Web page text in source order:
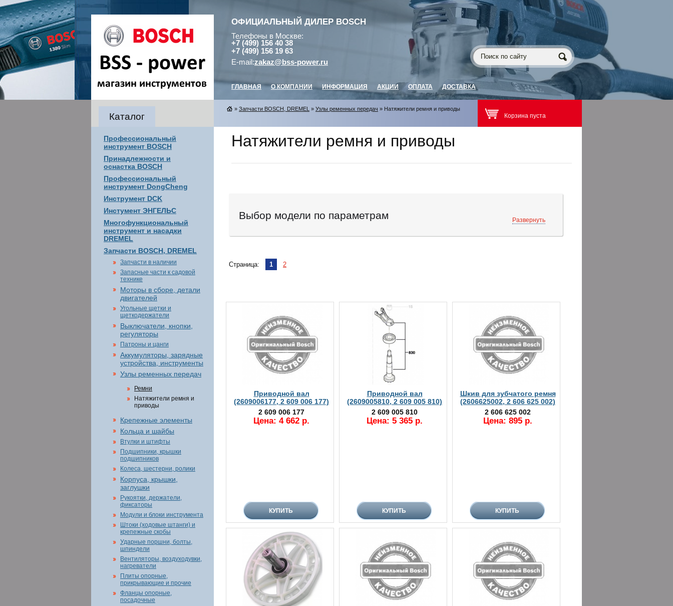
ОФИЦИАЛЬНЫЙ ДИЛЕР BOSCH
Телефоны в Москве:
+7 (499) 156 40 38
+7 (499) 156 19 63
E-mail:zakaz@bss-power.ru
ГЛАВНАЯ О КОМПАНИИ ИНФОРМАЦИЯ АКЦИИ ОПЛАТА ДОСТАВКА
Каталог
Профессиональный
инструмент BOSCH
Принадлежности и
оснастка BOSCH
Профессиональный
инструмент DongCheng
Инструмент DCK
Инстумент ЭНГЕЛЬС
Многофункциональный
инструмент и насадки
DREMEL
Запчасти BOSCH, DREMEL
Запчасти в наличии
Запасные части к садовой
технике
Моторы в сборе, детали
двигателей
Угольные щетки и
щеткодержатели
Выключатели, кнопки,
регуляторы
Патроны и цанги
Аккумуляторы, зарядные
устройства, инструменты
Узлы ременных передач
Ремни
Натяжители ремня и
приводы
Крепежные элементы
Кольца и шайбы
Втулки и штифты
Подшипники, крышки
подшипников
Колеса, шестерни, ролики
Корпуса, крышки,
заглушки
Рукоятки, держатели,
фиксаторы
Модули и блоки инструмента
Штоки (ходовые штанги) и
крепежные скобы
Ударные поршни, болты,
шпиндели
Вентиляторы, воздуходувки,
нагреватели
Плиты опорные,
прикрывающие и прочие
Фланцы опорные,
посадочные
» Запчасти BOSCH, DREMEL » Узлы ременных передач » Натяжители ремня и приводы
Корзина пуста
Натяжители ремня и приводы
Выбор модели по параметрам Развернуть
Страница: 1 2
Приводной вал
(2609006177, 2 609 006 177)
2 609 006 177
Цена: 4 662 р.
Приводной вал
(2609005810, 2 609 005 810)
2 609 005 810
Цена: 5 365 р.
Шкив для зубчатого ремня
(2606625002, 2 606 625 002)
2 606 625 002
Цена: 895 р.